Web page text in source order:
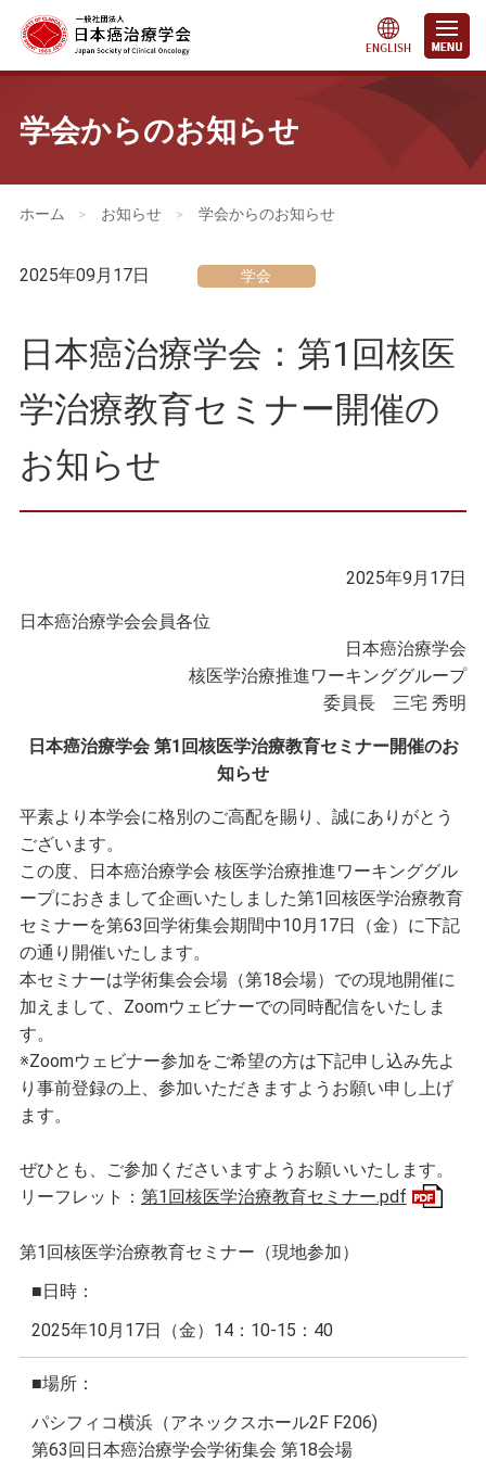
学会からのお知らせ
会員・医療関係の皆さまへ
> お知らせ > 学会からのお知らせ
2025年09月17日 学会
⽇本癌治療学会：第1回核医
学治療教育セミナー開催の
お知らせ
2025年9月17日
日本癌治療学会会員各位
日本癌治療学会
核医学治療推進ワーキンググループ
委員長 三宅 秀明
日本癌治療学会 第1回核医学治療教育セミナー開催のお
知らせ
平素より本学会に格別のご高配を賜り、誠にありがとう
ございます。
この度、日本癌治療学会 核医学治療推進ワーキンググル
ープにおきまして企画いたしました第1回核医学治療教育
セミナーを第63回学術集会期間中10月17日（金）に下記
の通り開催いたします。
本セミナーは学術集会会場（第18会場）での現地開催に
加えまして、Zoomウェビナーでの同時配信をいたしま
す。
※Zoomウェビナー参加をご希望の方は下記申し込み先よ
り事前登録の上、参加いただきますようお願い申し上げ
ます。
ぜひとも、ご参加くださいますようお願いいたします。
リーフレット： 第1回核医学治療教育セミナー.pdf
第1回核医学治療教育セミナー（現地参加）
■日時：
2025年10月17日（金）14：10-15：40
■場所：
パシフィコ横浜（アネックスホール2F F206)
第63回日本癌治療学会学術集会 第18会場